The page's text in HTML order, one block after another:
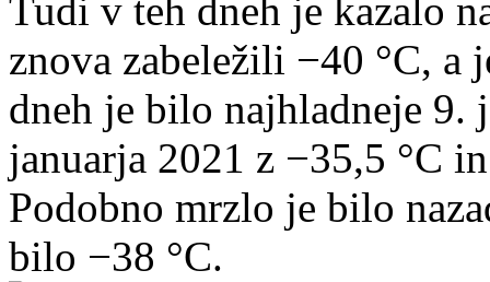
Tudi v teh dneh je kazalo
znova zabeležili −40 °C, a
dneh je bilo najhladneje 9.
januarja 2021 z −35,5 °C
Podobno mrzlo je bilo
bilo −38 °C.